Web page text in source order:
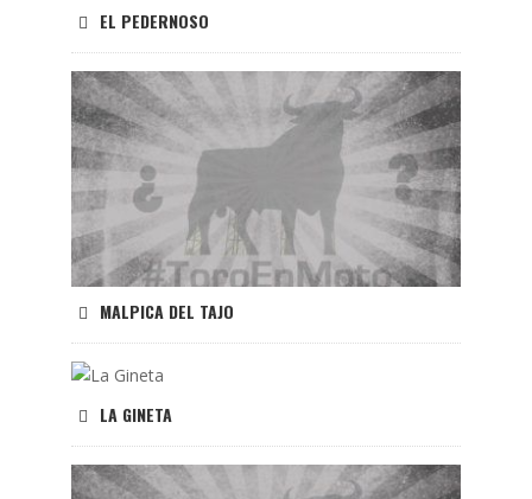
EL PEDERNOSO
MALPICA DEL TAJO
LA GINETA